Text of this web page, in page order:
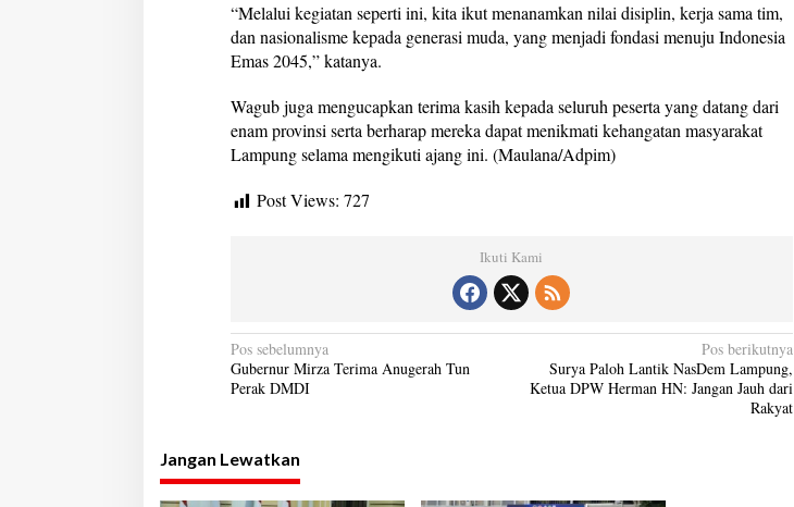
“Melalui kegiatan seperti ini, kita ikut menanamkan nilai disiplin, kerja sama tim,
dan nasionalisme kepada generasi muda, yang menjadi fondasi menuju Indonesia
Emas 2045,” katanya.
Wagub juga mengucapkan terima kasih kepada seluruh peserta yang datang dari
enam provinsi serta berharap mereka dapat menikmati kehangatan masyarakat
Lampung selama mengikuti ajang ini. (Maulana/Adpim)
Post Views: 727
Ikuti Kami
N
a
g
Pos sebelumnya
Gubernur Mirza Terima Anugerah Tun
Perak DMDI
Pos berikutnya
Surya Paloh Lantik NasDem Lampung,
Ketua DPW Herman HN: Jangan Jauh dari
Rakyat
Jangan Lewatkan